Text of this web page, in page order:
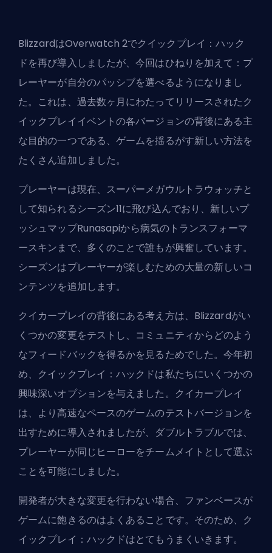
BlizzardはOverwatch 2でクイックプレイ：ハック
ドを再び導入しましたが、今回はひねりを加えて：プ
レーヤーが自分のパッシブを選べるようになりまし
た。これは、過去数ヶ月にわたってリリースされたク
イックプレイイベントの各バージョンの背後にある主
な目的の一つである、ゲームを揺るがす新しい方法を
たくさん追加しました。
プレーヤーは現在、 スーパーメガウルトラウォッチと
して知られるシーズン11に飛び込んでおり、新しいプ
ッシュマップRunasapiから病気のトランスフォーマ
ースキンまで、多くのことで誰もが興奮しています。
シーズンはプレーヤーが楽しむための大量の新しいコ
ンテンツを追加します。
クイカープレイの背後にある考え方は、Blizzardがい
くつかの変更をテストし、コミュニティからどのよう
なフィードバックを得るかを見るためでした。今年初
め、クイックプレイ：ハックドは私たちにいくつかの
興味深いオプションを与えました。クイカープレイ
は、より高速なペースのゲームのテストバージョンを
出すために導入されましたが、ダブルトラブルでは、
プレーヤーが同じ ヒーローをチームメイトとして選ぶ
ことを可能にしました。
開発者が大きな変更を行わない場合、ファンベースが
ゲームに飽きるのはよくあることです。そのため、ク
イックプレイ：ハックドはとてもうまくいきます。